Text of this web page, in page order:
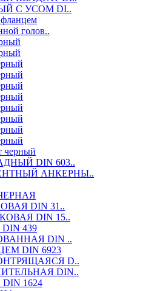
С УСОМ DI..
голов..
черный
DIN 603..
АНКЕРНЫ..
DIN 31..
DIN 15..
439
DIN ..
DIN 6923
D..
DIN..
1624